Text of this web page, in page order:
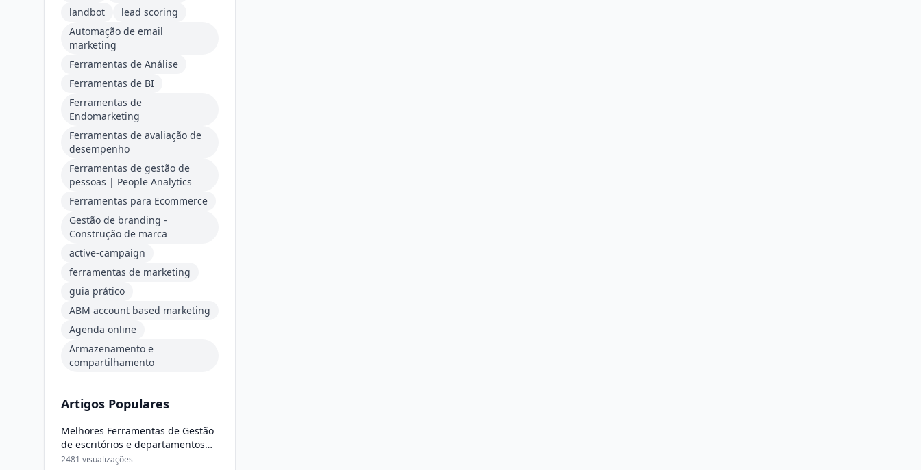
landbot
lead scoring
Automação de email
marketing
Ferramentas de Análise
Ferramentas de BI
Ferramentas de
Endomarketing
Ferramentas de avaliação de
desempenho
Ferramentas de gestão de
pessoas | People Analytics
Ferramentas para Ecommerce
Gestão de branding -
Construção de marca
active-campaign
ferramentas de marketing
guia prático
ABM account based marketing
Agenda online
Armazenamento e
compartilhamento
Artigos Populares
Melhores Ferramentas de Gestão
de escritórios e departamentos
jurídicos - Guia Completo 2025
2481 visualizações